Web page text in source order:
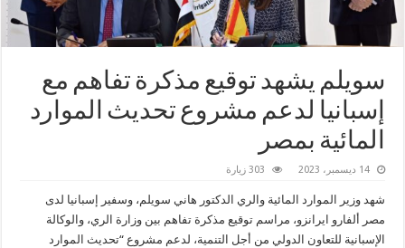
سويلم يشهد توقيع مذكرة تفاهم مع
إسبانيا لدعم مشروع تحديث الموارد
المائية بمصر
14 ديسمبر، 2023 303 زيارة
شهد وزير الموارد المائية والري الدكتور هاني سويلم، وسفير إسبانيا لدى
مصر ألفارو ايرانزو، مراسم توقيع مذكرة تفاهم بين وزارة الري، والوكالة
الإسبانية للتعاون الدولي من أجل التنمية، لدعم مشروع “تحديث الموارد